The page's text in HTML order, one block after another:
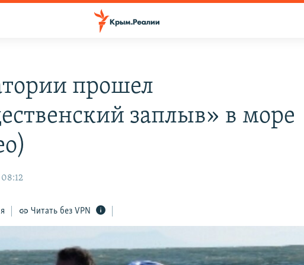
прошел
заплыв» в море
Читать без VPN